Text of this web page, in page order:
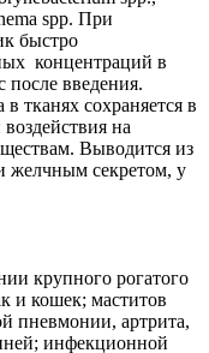
spp. При
быстро
концентраций в
после введения.
тканях сохраняется в
на
Выводится из
желчным секретом, у
крупного рогатого
и кошек; маститов
пневмонии, артрита,
инфекционной